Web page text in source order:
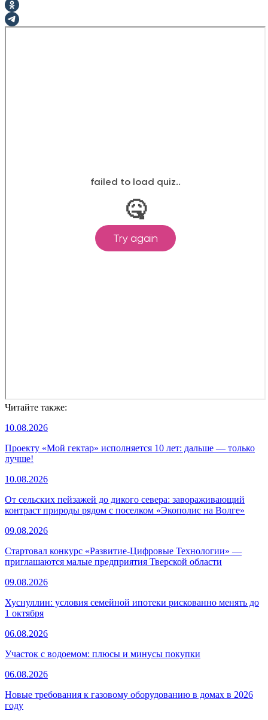
Читайте также:
10.08.2026
Проекту «Мой гектар» исполняется 10 лет: дальше — только
лучше!
10.08.2026
От сельских пейзажей до дикого севера: завораживающий
контраст природы рядом с поселком «Экополис на Волге»
09.08.2026
Стартовал конкурс «Развитие-Цифровые Технологии» —
приглашаются малые предприятия Тверской области
09.08.2026
Хуснуллин: условия семейной ипотеки рискованно менять до
1 октября
06.08.2026
Участок с водоемом: плюсы и минусы покупки
06.08.2026
Новые требования к газовому оборудованию в домах в 2026
году